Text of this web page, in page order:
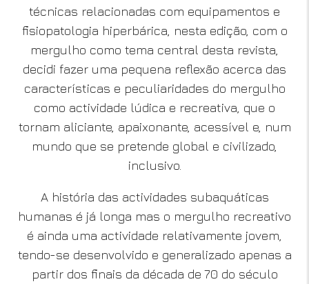
técnicas relacionadas com equipamentos e
fisiopatologia hiperbárica, nesta edição, com o
mergulho como tema central desta revista,
decidi fazer uma pequena reflexão acerca das
características e peculiaridades do mergulho
como actividade lúdica e recreativa, que o
tornam aliciante, apaixonante, acessível e, num
mundo que se pretende global e civilizado,
inclusivo.
A história das actividades subaquáticas
humanas é já longa mas o mergulho recreativo
é ainda uma actividade relativamente jovem,
tendo-se desenvolvido e generalizado apenas a
partir dos finais da década de 70 do século